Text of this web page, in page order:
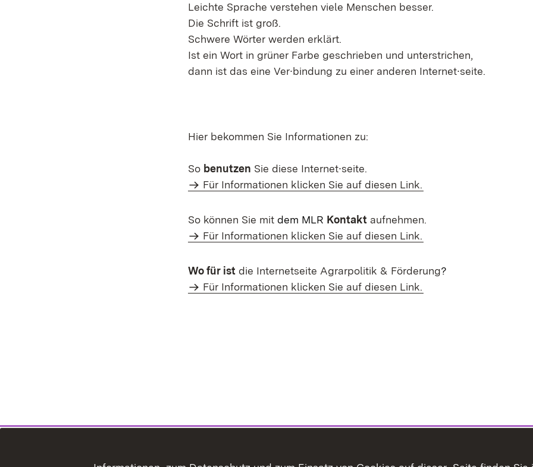
Leichte Sprache verstehen viele Menschen besser.
Die Schrift ist groß.
Schwere Wörter werden erklärt.
Ist ein Wort in grüner Farbe geschrieben und unterstrichen,
dann ist das eine Ver∙bindung zu einer anderen Internet∙seite.
Hier bekommen Sie Informationen zu:
So benutzen Sie diese Internet∙seite.
Für Informationen klicken Sie auf diesen Link.
So können Sie mit dem MLR Kontakt aufnehmen.
Für Informationen klicken Sie auf diesen Link.
Wo für ist die Internetseite Agrarpolitik & Förderung?
Für Informationen klicken Sie auf diesen Link.